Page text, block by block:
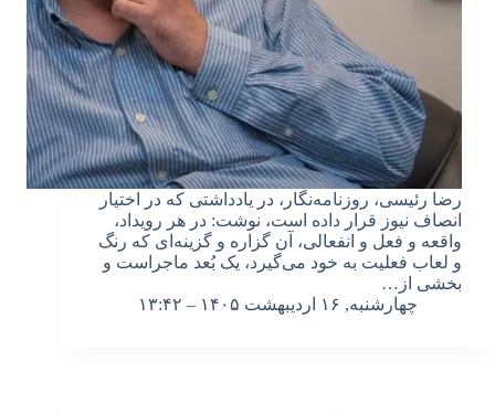
رضا رئیسی، روزنامه‌نگار، در یادداشتی که در اختیار
انصاف نیوز قرار داده است، نوشت: در هر رویداد،
واقعه و فعل و انفعالی، آن گزاره و گزینه‌ای که رنگ
و لعاب فعلیت به خود می‌گیرد، یک بُعد ماجراست و
بخشی از…
چهارشنبه, ۱۶ اردیبهشت ۱۴۰۵ – ۱۳:۴۲